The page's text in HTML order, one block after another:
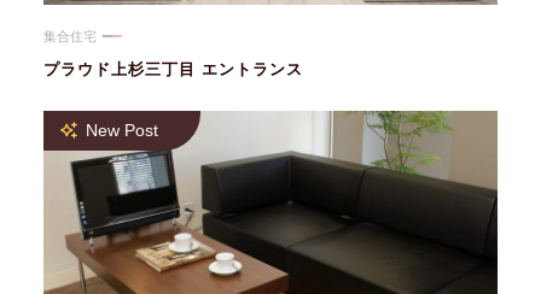
集合住宅
プラウド上杉三丁目 エントランス
New Post